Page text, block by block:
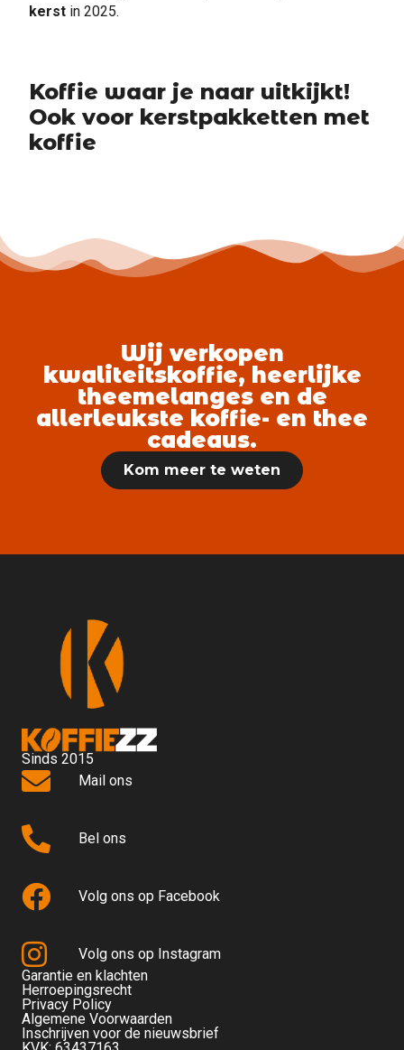
kerst in 2025.
Koffie waar je naar uitkijkt!
Ook voor kerstpakketten met
koffie
Wij verkopen
kwaliteitskoffie, heerlijke
theemelanges en de
allerleukste koffie- en thee
cadeaus.
Kom meer te weten
Sinds 2015
Mail ons
Bel ons
Volg ons op Facebook
Volg ons op Instagram
Garantie en klachten
Herroepingsrecht
Privacy Policy
Algemene Voorwaarden
Inschrijven voor de nieuwsbrief